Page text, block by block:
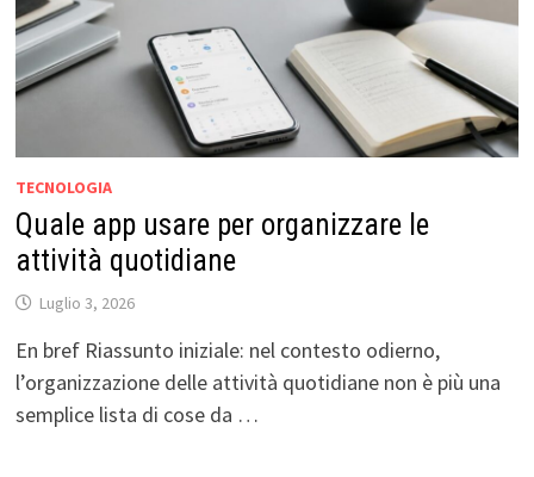
TECNOLOGIA
Quale app usare per organizzare le
attività quotidiane
Luglio 3, 2026
En bref Riassunto iniziale: nel contesto odierno,
l’organizzazione delle attività quotidiane non è più una
semplice lista di cose da …